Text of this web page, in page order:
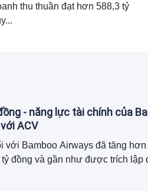
thu thuần đạt hơn 588,3 tỷ
- năng lực tài chính của
ACV
với Bamboo Airways đã tăng
đồng và gần như được trích lập